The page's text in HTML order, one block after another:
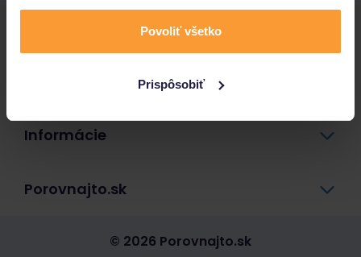
Povoliť všetko
Prispôsobiť
Informácie
Porovnajto.sk
© 2026 Porovnajto.sk